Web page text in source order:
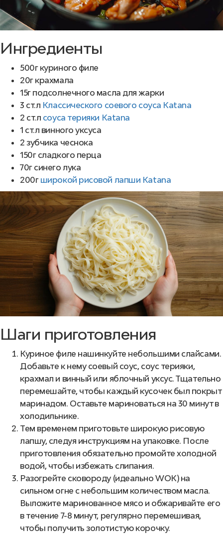
Ингредиенты
500г куриного филе
20г крахмала
15г подсолнечного масла для жарки
3 ст.л Классического соевого соуса Katana
2 ст.л соуса терияки Katana
1 ст.л винного уксуса
2 зубчика чеснока
150г сладкого перца
70г синего лука
200г широкой рисовой лапши Katana
Шаги приготовления
Куриное филе нашинкуйте небольшими слайсами.
Добавьте к нему соевый соус, соус терияки,
крахмал и винный или яблочный уксус. Тщательно
перемешайте, чтобы каждый кусочек был покрыт
маринадом. Оставьте мариноваться на 30 минут в
холодильнике.
Тем временем приготовьте широкую рисовую
лапшу, следуя инструкциям на упаковке. После
приготовления обязательно промойте холодной
водой, чтобы избежать слипания.
Разогрейте сковороду (идеально WOK) на
сильном огне с небольшим количеством масла.
Выложите маринованное мясо и обжаривайте его
в течение 7-8 минут, регулярно перемешивая,
чтобы получить золотистую корочку.